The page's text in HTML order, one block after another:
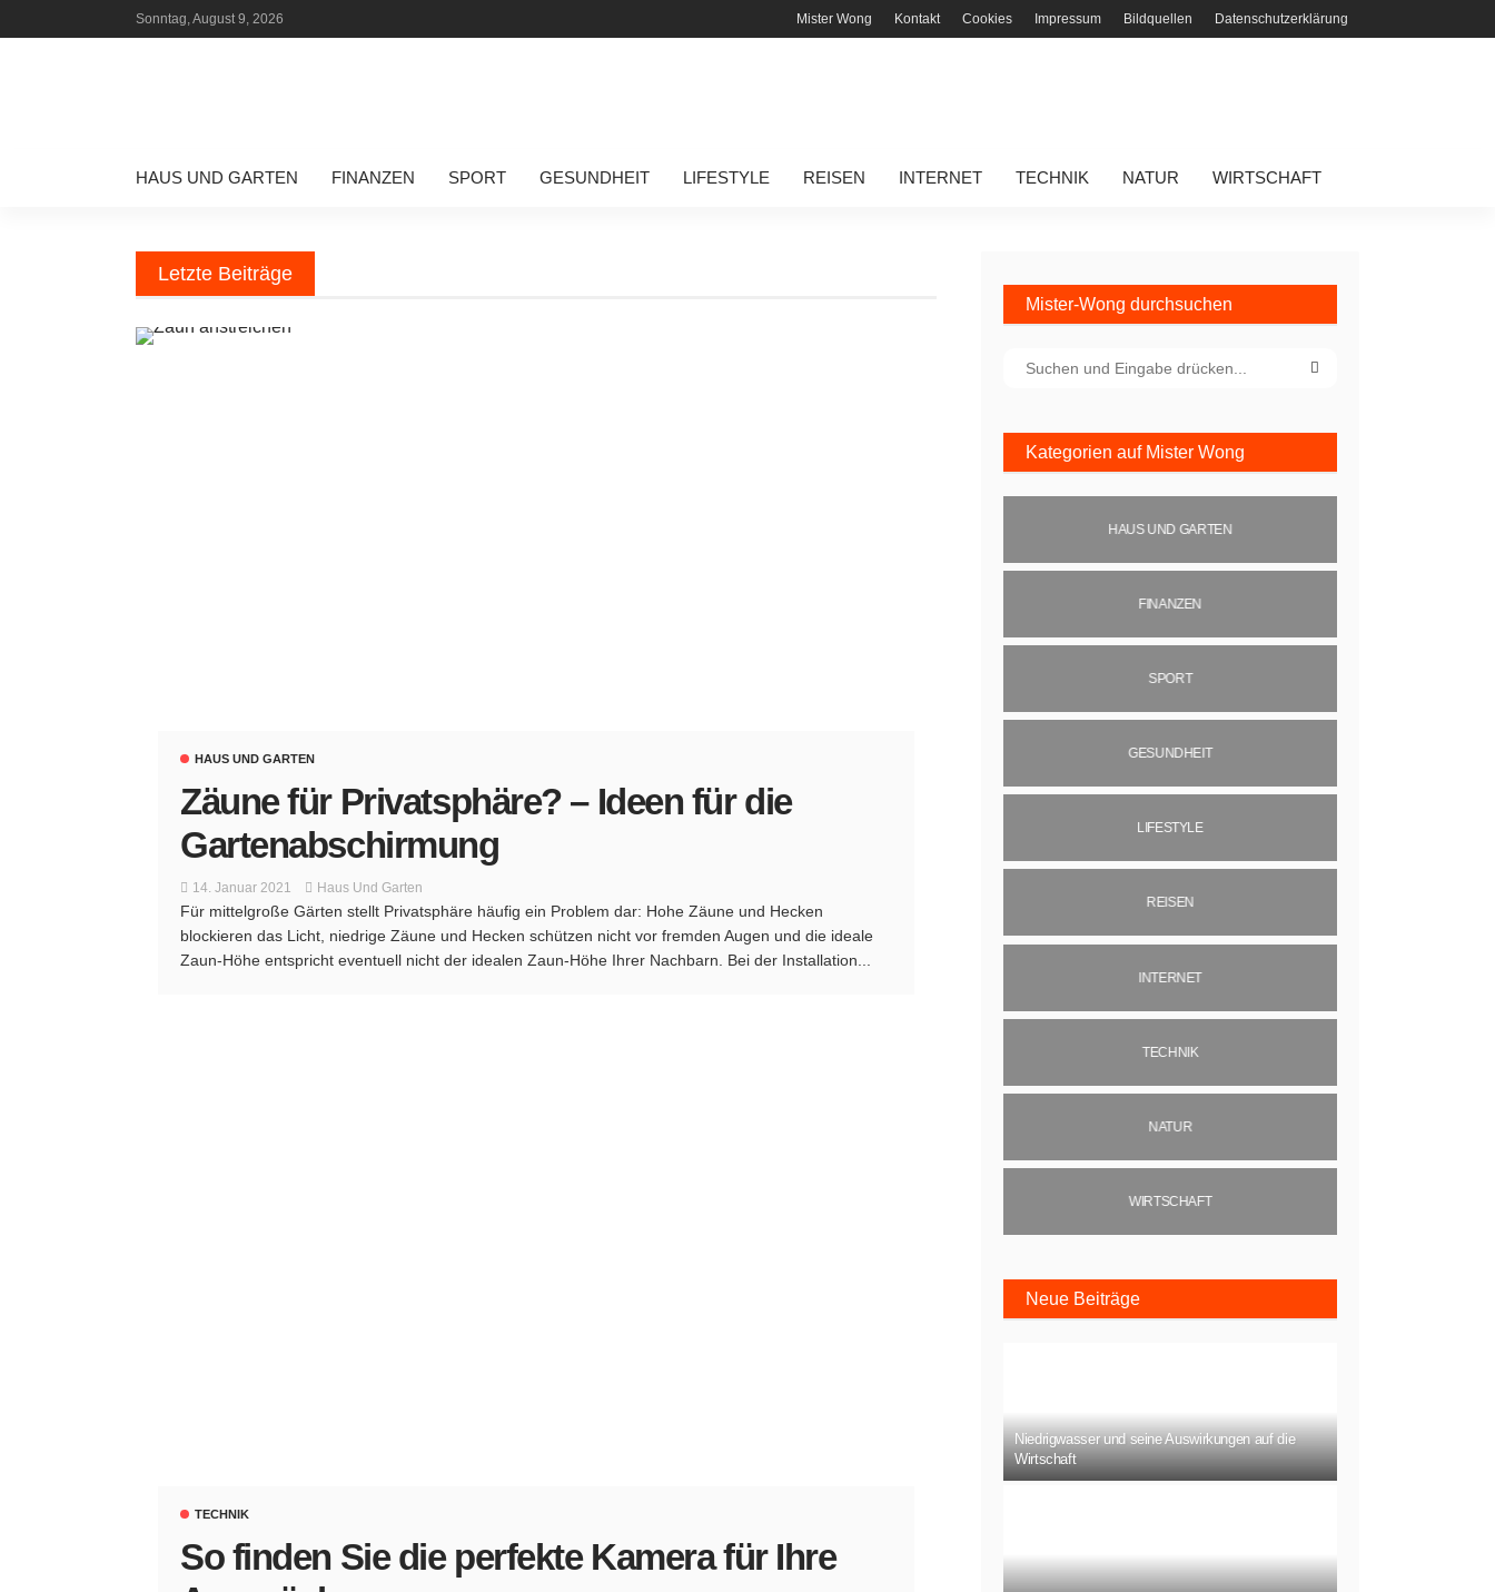
Sonntag, August 9, 2026 Mister Wong Kontakt Cookies Impressum Bildquellen Datenschutzerklärung
HAUS UND GARTEN FINANZEN SPORT GESUNDHEIT LIFESTYLE REISEN INTERNET TECHNIK NATUR WIRTSCHAFT
Letzte Beiträge
HAUS UND GARTEN
Zäune für Privatsphäre? – Ideen für die
Gartenabschirmung
14. Januar 2021 Haus Und Garten
Für mittelgroße Gärten stellt Privatsphäre häufig ein Problem dar: Hohe Zäune und Hecken
blockieren das Licht, niedrige Zäune und Hecken schützen nicht vor fremden Augen und die ideale
Zaun-Höhe entspricht eventuell nicht der idealen Zaun-Höhe Ihrer Nachbarn. Bei der Installation...
TECHNIK
So finden Sie die perfekte Kamera für Ihre
Mister-Wong durchsuchen
Kategorien auf Mister Wong
HAUS UND GARTEN
FINANZEN
SPORT
GESUNDHEIT
LIFESTYLE
REISEN
INTERNET
TECHNIK
NATUR
WIRTSCHAFT
Neue Beiträge
Niedrigwasser und seine Auswirkungen auf die
Wirtschaft